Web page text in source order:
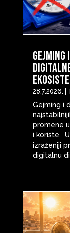
28.7.2026.
Gejming i
promene
i koriste.
izraženiji
digitalnu